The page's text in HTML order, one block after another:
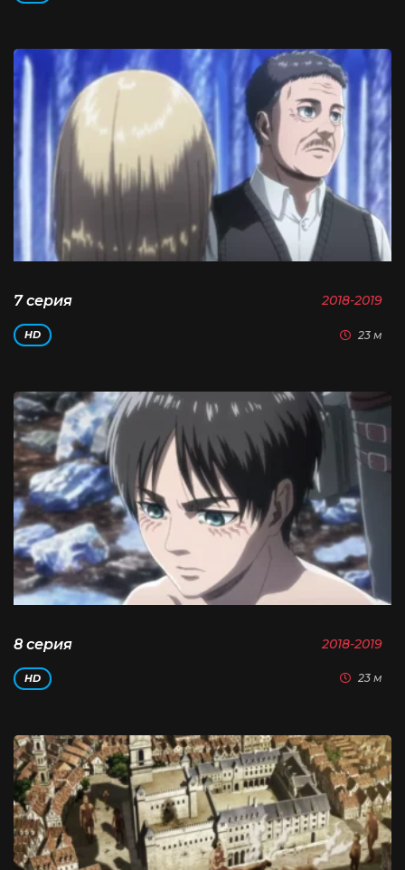
7 серия 2018-2019
HD 23 м
8 серия 2018-2019
HD 23 м